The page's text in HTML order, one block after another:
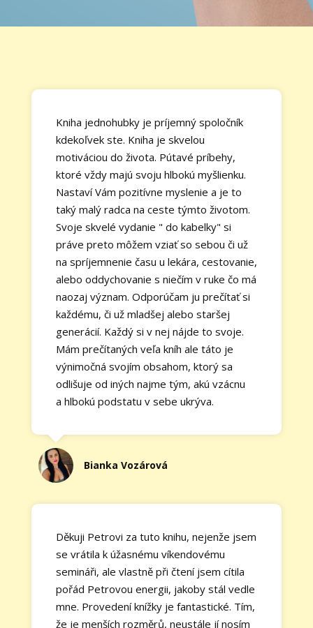
Kniha jednohubky je príjemný spoločník
kdekoľvek ste. Kniha je skvelou
motiváciou do života. Pútavé príbehy,
ktoré vždy majú svoju hlbokú myšlienku.
Nastaví Vám pozitívne myslenie a je to
taký malý radca na ceste týmto životom.
Svoje skvelé vydanie " do kabelky" si
práve preto môžem vziať so sebou či už
na spríjemnenie času u lekára, cestovanie,
alebo oddychovanie s niečím v ruke čo má
naozaj význam. Odporúčam ju prečítať si
každému, či už mladšej alebo staršej
generácií. Každý si v nej nájde to svoje.
Mám prečítaných veľa kníh ale táto je
výnimočná svojím obsahom, ktorý sa
odlišuje od iných najme tým, akú vzácnu
a hlbokú podstatu v sebe ukrýva.
Bianka Vozárová
Děkuji Petrovi za tuto knihu, nejenže jsem
se vrátila k úžasnému víkendovému
semináři, ale vlastně při čtení jsem cítila
pořád Petrovou energii, jakoby stál vedle
mne. Provedení knížky je fantastické. Tím,
že je menších rozměrů, neustále jí nosím